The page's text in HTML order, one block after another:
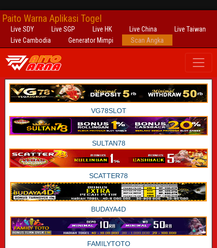
Paito Warna Aplikasi Togel
Live SDY Live SGP Live HK Live China
Live Taiwan
Live Cambodia
Generator Mimpi Scan Angka
VG78SLOT
SULTAN78
SCATTER78
BUDAYA4D
FAMILYTOTO